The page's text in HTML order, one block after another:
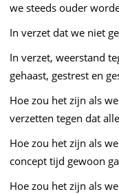
we steeds ouder
In verzet dat we niet
In verzet, weerstand
gehaast, gestrest en
Hoe zou het zijn als
verzetten tegen dat
Hoe zou het zijn als
concept tijd gewoon
Hoe zou het zijn als